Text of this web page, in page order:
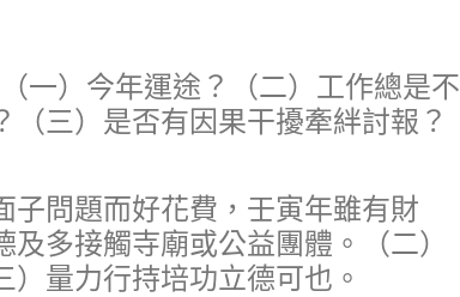
一）今年運途？（二）工作總是不
三）是否有因果干擾牽絆討報？
子問題而好花費，壬寅年雖有財
多接觸寺廟或公益團體。（二）
量力行持培功立德可也。